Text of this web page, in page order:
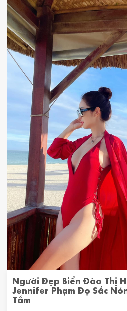
Người Đẹp Biển Đào Thị
Jennifer Phạm Đọ Sắc
Tắm